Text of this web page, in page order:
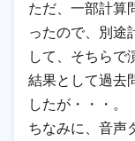
ただ、一部計算
ったので、別途
して、そちらで
結果として過去
したが・・・。
ちなみに、音声